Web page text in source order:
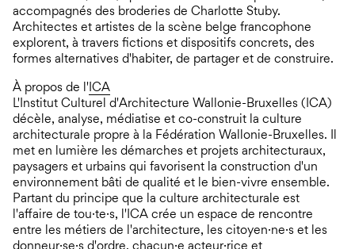
accompagnés des broderies de Charlotte Stuby.
Architectes et artistes de la scène belge francophone
explorent, à travers fictions et dispositifs concrets, des
formes alternatives d'habiter, de partager et de construire.
À propos de l'ICA
L'Institut Culturel d'Architecture Wallonie-Bruxelles (ICA)
décèle, analyse, médiatise et co-construit la culture
architecturale propre à la Fédération Wallonie-Bruxelles. Il
met en lumière les démarches et projets architecturaux,
paysagers et urbains qui favorisent la construction d'un
environnement bâti de qualité et le bien-vivre ensemble.
Partant du principe que la culture architecturale est
l'affaire de tou·te·s, l'ICA crée un espace de rencontre
entre les métiers de l'architecture, les citoyen·ne·s et les
donneur·se·s d'ordre, chacun·e acteur·rice et